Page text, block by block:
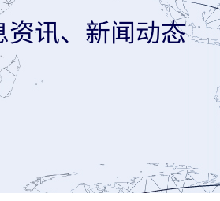
讯、新闻动态